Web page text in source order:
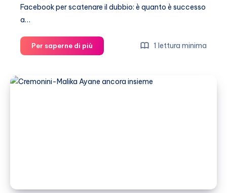
Facebook per scatenare il dubbio: è quanto è successo
a…
Per saperne di più
crisi
Cesare
1 lettura minima